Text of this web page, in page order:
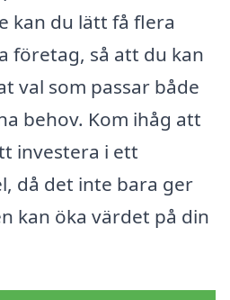
kan du lätt få flera
företag, så att du kan
val som passar både
behov. Kom ihåg att
investera i ett
då det inte bara ger
kan öka värdet på din